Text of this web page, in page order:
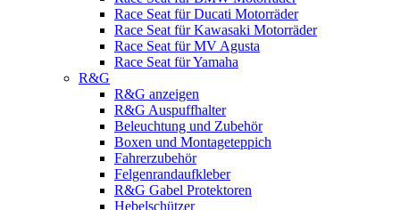
Race Seat für Ducati Motorräder
Race Seat für Kawasaki Motorräder
Race Seat für MV Agusta
Race Seat für Yamaha
R&G
R&G anzeigen
R&G Auspuffhalter
Beleuchtung und Zubehör
Boxen und Montageteppich
Fahrerzubehör
Felgenrandaufkleber
R&G Gabel Protektoren
Hebelschützer